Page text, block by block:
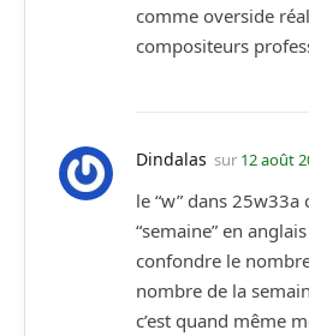
comme overside
compositeurs
Dindalas sur 12 août
le “w” dans 25w33a
“semaine” en
confondre le
nombre de la
c’est quand même